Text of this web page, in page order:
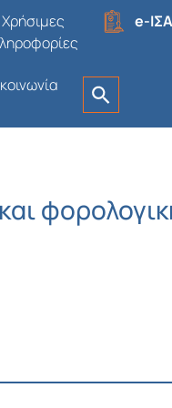
Χρήσιμες
e-ΙΣΑ